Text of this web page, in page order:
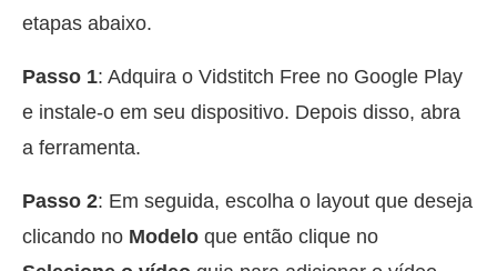
etapas abaixo.
Passo 1: Adquira o Vidstitch Free no Google Play
e instale-o em seu dispositivo. Depois disso, abra
a ferramenta.
Passo 2: Em seguida, escolha o layout que deseja
clicando no Modelo que então clique no